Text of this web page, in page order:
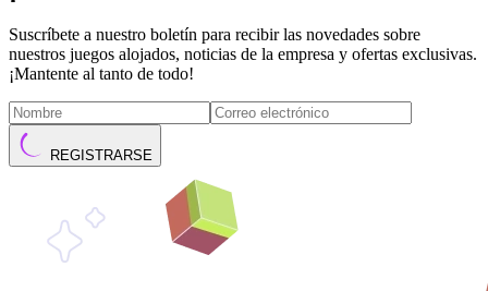
Suscríbete a nuestro boletín para recibir las novedades sobre
nuestros juegos alojados, noticias de la empresa y ofertas exclusivas.
¡Mantente al tanto de todo!
REGISTRARSE